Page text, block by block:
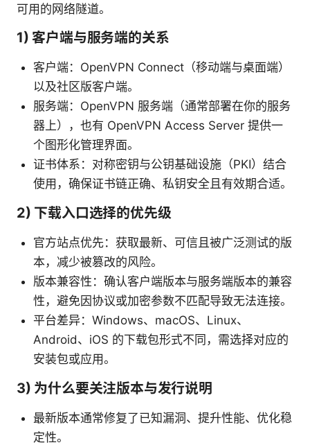
可用的网络隧道。
1) 客户端与服务端的关系
客户端：OpenVPN Connect（移动端与桌面端）
以及社区版客户端。
服务端：OpenVPN 服务端（通常部署在你的服务
器上），也有 OpenVPN Access Server 提供一
个图形化管理界面。
证书体系：对称密钥与公钥基础设施（PKI）结合
使用，确保证书链正确、私钥安全且有效期合适。
2) 下载入口选择的优先级
官方站点优先：获取最新、可信且被广泛测试的版
本，减少被篡改的风险。
版本兼容性：确认客户端版本与服务端版本的兼容
性，避免因协议或加密参数不匹配导致无法连接。
平台差异：Windows、macOS、Linux、
Android、iOS 的下载包形式不同，需选择对应的
安装包或应用。
3) 为什么要关注版本与发行说明
最新版本通常修复了已知漏洞、提升性能、优化稳
定性。